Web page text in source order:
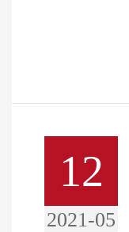
12
2021-05